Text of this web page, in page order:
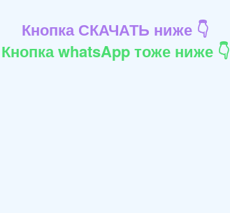
Кнопка СКАЧАТЬ ниже 👇
Кнопка whatsApp тоже ниже 👇